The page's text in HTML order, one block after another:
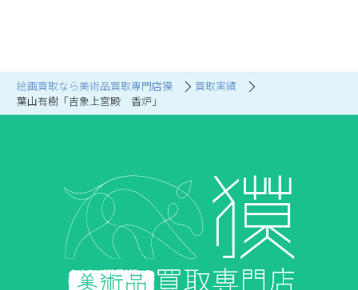
絵画買取なら美術品買取専門店獏
買取実績
葉山有樹「吉象上宮殿 香炉」